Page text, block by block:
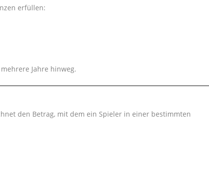
erfüllen:
Jahre hinweg.
den Betrag, mit dem ein Spieler in einer bestimmten